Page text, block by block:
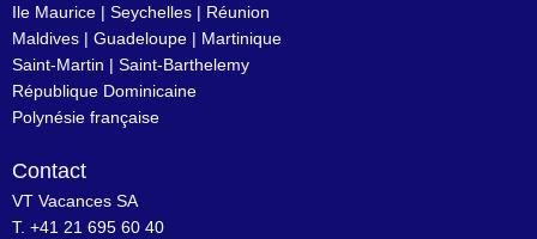
Ile Maurice | Seychelles | Réunion
Maldives | Guadeloupe | Martinique
Saint-Martin | Saint-Barthelemy
République Dominicaine
Polynésie française
Contact
VT Vacances SA
T. +41 21 695 60 40